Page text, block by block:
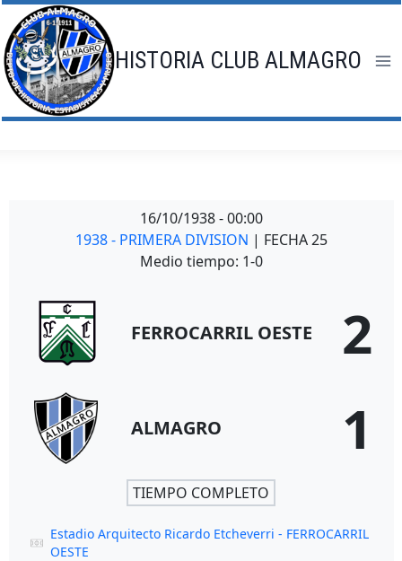
Saltar
al
contenido
HISTORIA CLUB ALMAGRO
16/10/1938 - 00:00
1938 - PRIMERA DIVISION | FECHA 25
Medio tiempo: 1-0
FERROCARRIL OESTE 2
ALMAGRO 1
TIEMPO COMPLETO
Estadio Arquitecto Ricardo Etcheverri - FERROCARRIL
OESTE